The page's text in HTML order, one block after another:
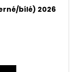
bílé) 2026